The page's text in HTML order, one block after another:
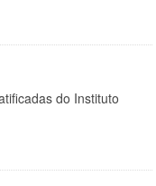
do Instituto